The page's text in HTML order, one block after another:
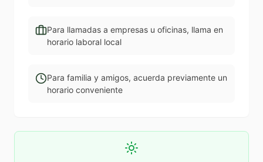
Para llamadas a empresas u oficinas, llama en
horario laboral local
Para familia y amigos, acuerda previamente un
horario conveniente